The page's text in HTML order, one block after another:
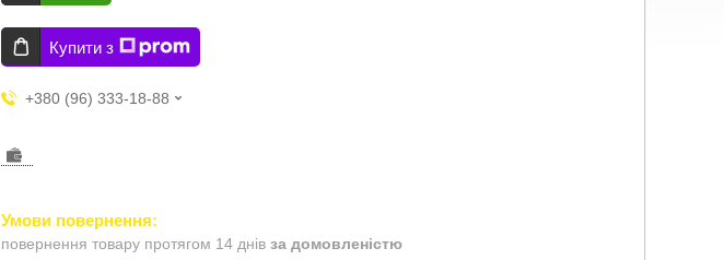
Купити з
+380 (96) 333-18-88
повернення товару протягом 14 днів за домовленістю